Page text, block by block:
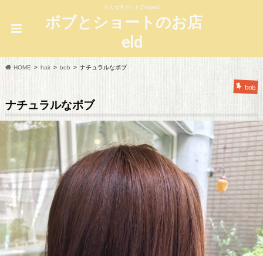
大人女性カットのexpert
ボブとショートのお店
eld
HOME hair bob ナチュラルなボブ
bob
ナチュラルなボブ